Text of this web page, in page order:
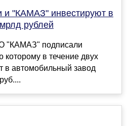
и "КАМАЗ" инвестируют в
рублей
"КАМАЗ" подписали
которому в течение двух
в автомобильный завод